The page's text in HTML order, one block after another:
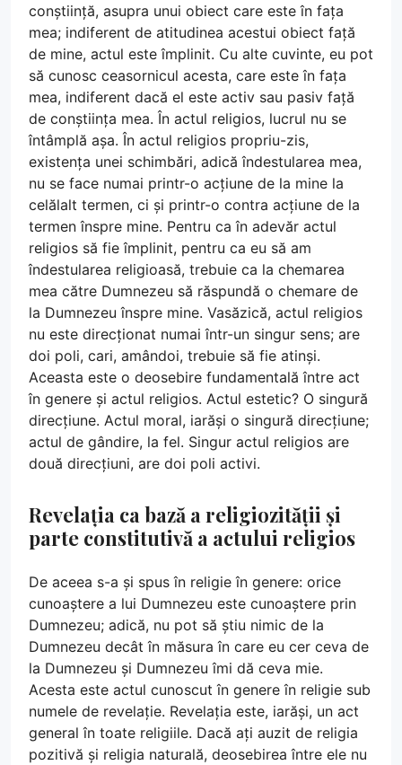
conștiință, asupra unui obiect care este în fața
mea; indiferent de atitudinea acestui obiect față
de mine, actul este împlinit. Cu alte cuvinte, eu pot
să cunosc ceasornicul acesta, care este în fața
mea, indiferent dacă el este activ sau pasiv față
de conștiința mea. În actul religios, lucrul nu se
întâmplă așa. În actul religios propriu-zis,
existența unei schimbări, adică îndestularea mea,
nu se face numai printr-o acțiune de la mine la
celălalt termen, ci și printr-o contra acțiune de la
termen înspre mine. Pentru ca în adevăr actul
religios să fie împlinit, pentru ca eu să am
îndestularea religioasă, trebuie ca la chemarea
mea către Dumnezeu să răspundă o chemare de
la Dumnezeu înspre mine. Vasăzică, actul religios
nu este direcționat numai într-un singur sens; are
doi poli, cari, amândoi, trebuie să fie atinși.
Aceasta este o deosebire fundamentală între act
în genere și actul religios. Actul estetic? O singură
direcțiune. Actul moral, iarăși o singură direcțiune;
actul de gândire, la fel. Singur actul religios are
două direcțiuni, are doi poli activi.
Revelația ca bază a religiozității și
parte constitutivă a actului religios
De aceea s-a și spus în religie în genere: orice
cunoaștere a lui Dumnezeu este cunoaștere prin
Dumnezeu; adică, nu pot să știu nimic de la
Dumnezeu decât în măsura în care eu cer ceva de
la Dumnezeu și Dumnezeu îmi dă ceva mie.
Acesta este actul cunoscut în genere în religie sub
numele de revelație. Revelația este, iarăși, un act
general în toate religiile. Dacă ați auzit de religia
pozitivă și religia naturală, deosebirea între ele nu